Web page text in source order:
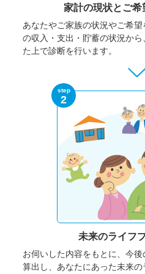
家計の現状と ご希
あなたやご家族の状況やご希望
の収入・支出・貯蓄の状況か
た上で診断を行います。
step
2
未来のライフ
お伺いした内容をもとに、今
算出し、あなたにあった未来